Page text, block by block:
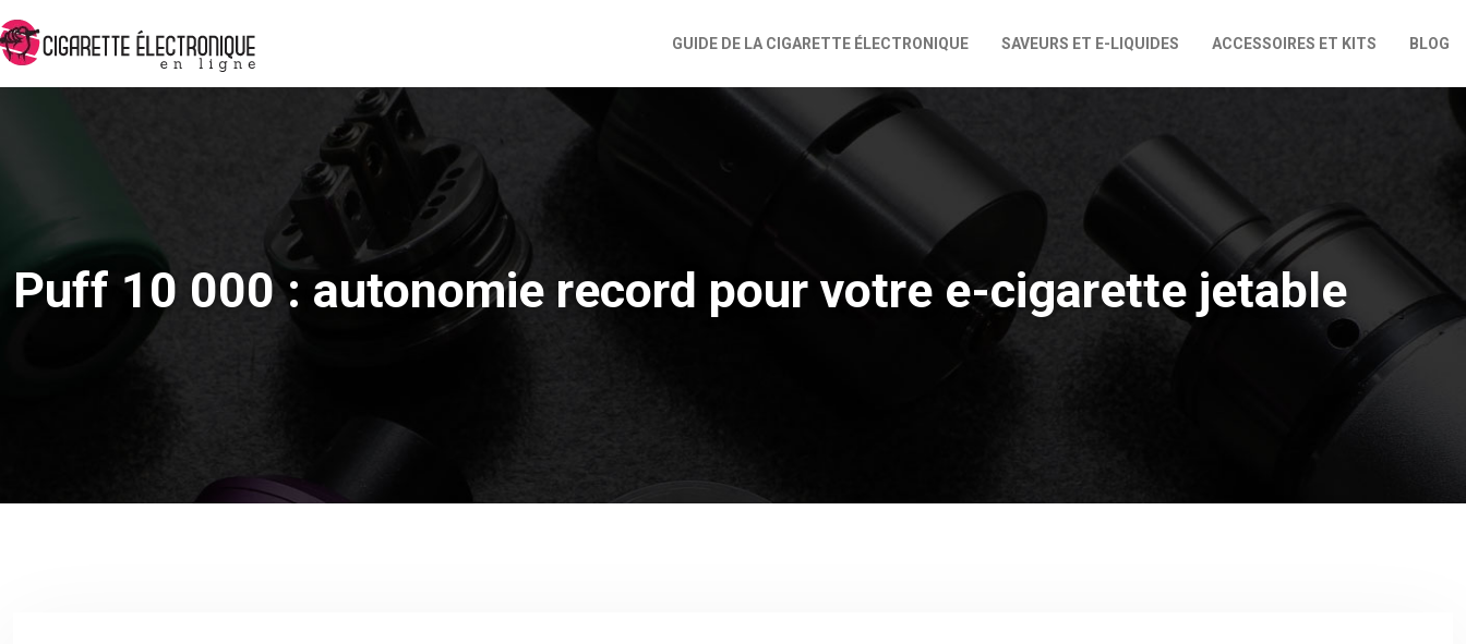
GUIDE DE LA CIGARETTE ÉLECTRONIQUE SAVEURS ET E-LIQUIDES ACCESSOIRES ET KITS BLOG
Puff 10 000 : autonomie record pour votre e-cigarette jetable